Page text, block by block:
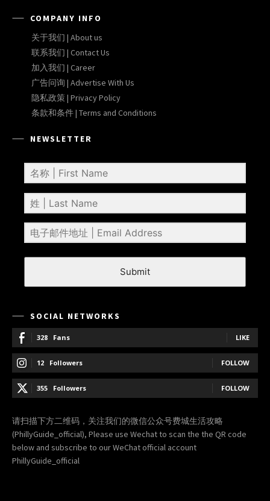
COMPANY INFO
关于我们 | About us
联系我们 | Contact Us
加入我们 | Career
广告问询 | Advertise With Us
隐私政策 | Privacy Policy
条款和条件 | Terms and Conditions
NEWSLETTER
Submit
SOCIAL NETWORKS
328 Fans LIKE
12 Followers FOLLOW
355 Followers FOLLOW
请扫描下方二维码，关注我们的微信公众号费城生活攻略
(PhillyGuide_official), Please use Wechat to scan the the QR code
below and subscribe to our WeChat official account
PhillyGuide_official